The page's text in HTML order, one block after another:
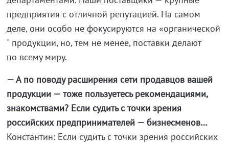
предприятия с отличной репутацией. На самом
деле, они особо не фокусируются на «органической
" продукции, но, тем не менее, поставки делают
по всему миру.
— А по поводу расширения сети продавцов вашей
продукции — тоже пользуетесь рекомендациями,
знакомствами? Если судить с точки зрения
российских предпринимателей — бизнесменов…
Константин: Если судить с точки зрения российских